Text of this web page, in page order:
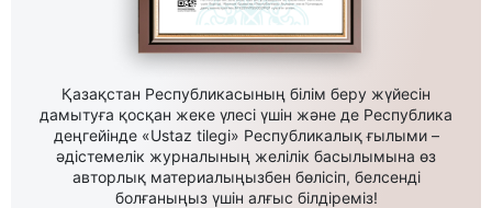
Қазақстан Республикасының білім беру жүйесін
дамытуға қосқан жеке үлесі үшін және де Республика
деңгейінде «Ustaz tilegi» Республикалық ғылыми –
әдістемелік журналының желілік басылымына өз
авторлық материалыңызбен бөлісіп, белсенді
болғаныңыз үшін алғыс білдіреміз!